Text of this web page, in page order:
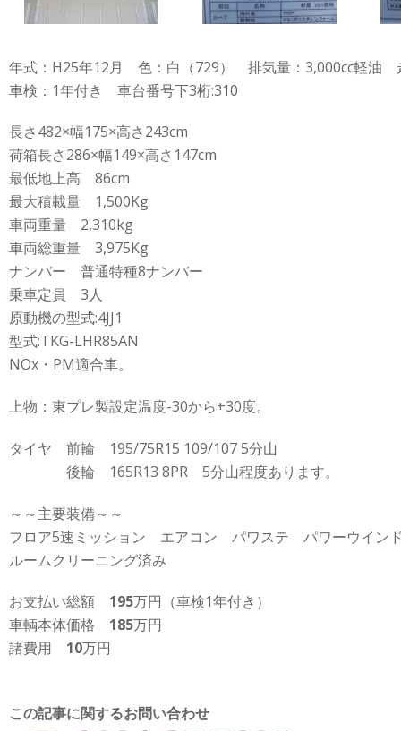
年式：H25年12月 色：白（729） 排気量：3,000cc軽油
車検：1年付き 車台番号下3桁:310
長さ482×幅175×高さ243cm
荷箱長さ286×幅149×高さ147cm
最低地上高 86cm
最大積載量 1,500Kg
車両重量 2,310kg
車両総重量 3,975Kg
ナンバー 普通特種8ナンバー
乗車定員 3人
原動機の型式:4JJ1
型式:TKG-LHR85AN
NOx・PM適合車。
上物：東プレ製設定温度-30から+30度。
タイヤ 前輪 195/75R15 109/107 5分山
後輪 165R13 8PR 5分山程度あります。
～～主要装備～～
フロア5速ミッション エアコン パワステ パワーウイ
ルームクリーニング済み
お支払い総額 195万円（車検1年付き）
車輌本体価格 185万円
諸費用 10万円
この記事に関するお問い合わせ